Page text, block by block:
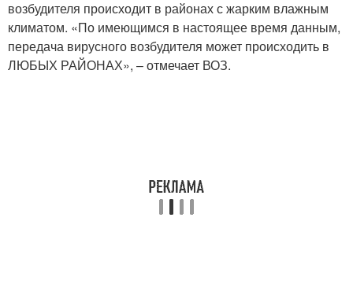
возбудителя происходит в районах с жарким влажным
климатом. «По имеющимся в настоящее время данным,
передача вирусного возбудителя может происходить в
ЛЮБЫХ РАЙОНАХ», – отмечает ВОЗ.